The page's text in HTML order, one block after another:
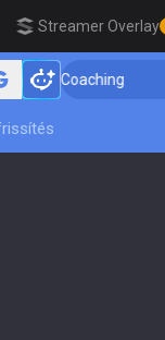
Streamer Overlay
Coaching